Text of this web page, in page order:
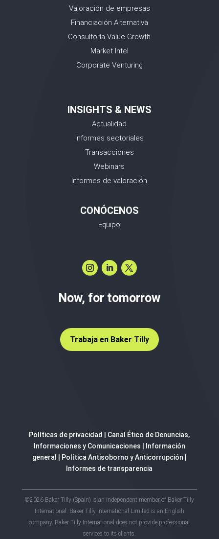
Valoración de empresas
Financiación Alternativa
Consultoría Value Growth
Market Intel
Corporate Venturing
INSIGHTS & NEWS
Actualidad
Informes sectoriales
Transacciones
Webinars
Informes de valoración
CONÓCENOS
Equipo
Now, for tomorrow
Trabaja en Baker Tilly
Políticas de privacidad
Canal Ético de Denuncias,
Informaciones y Comunicaciones
Información
general
Política Antisoborno y Anticorrupción
Informes de transparencia
©2026 Baker Tilly (Spain) is an independent member of Baker Tilly
International. Baker Tilly International Limited is an English
company. Baker Tilly International does not provide professional
services to its clients.